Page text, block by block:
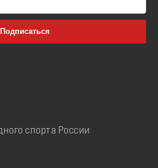
спорта России